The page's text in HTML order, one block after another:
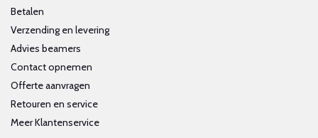
Betalen
Verzending en levering
Advies beamers
Contact opnemen
Offerte aanvragen
Retouren en service
Meer Klantenservice